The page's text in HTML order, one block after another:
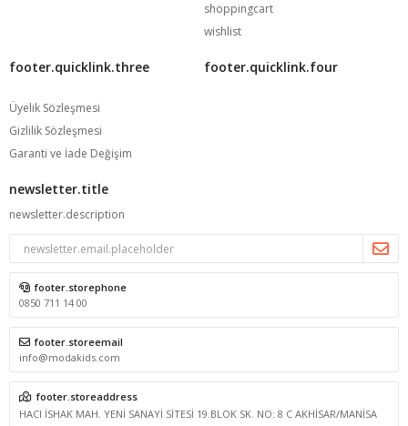
shoppingcart
wishlist
footer.quicklink.three
Üyelik Sözleşmesi
Gizlilik Sözleşmesi
Garanti ve İade Değişim
footer.quicklink.four
newsletter.title
newsletter.description
footer.storephone
0850 711 14 00
footer.storeemail
info@modakids.com
footer.storeaddress
HACI İSHAK MAH. YENİ SANAYİ SİTESİ 19.BLOK SK. NO: 8 C AKHİSAR/MANİSA